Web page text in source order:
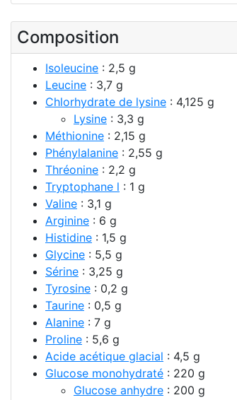
Composition
Isoleucine : 2,5 g
Leucine : 3,7 g
Chlorhydrate de lysine : 4,125 g
Lysine : 3,3 g
Méthionine : 2,15 g
Phénylalanine : 2,55 g
Thréonine : 2,2 g
Tryptophane l : 1 g
Valine : 3,1 g
Arginine : 6 g
Histidine : 1,5 g
Glycine : 5,5 g
Sérine : 3,25 g
Tyrosine : 0,2 g
Taurine : 0,5 g
Alanine : 7 g
Proline : 5,6 g
Acide acétique glacial : 4,5 g
Glucose monohydraté : 220 g
Glucose anhydre : 200 g